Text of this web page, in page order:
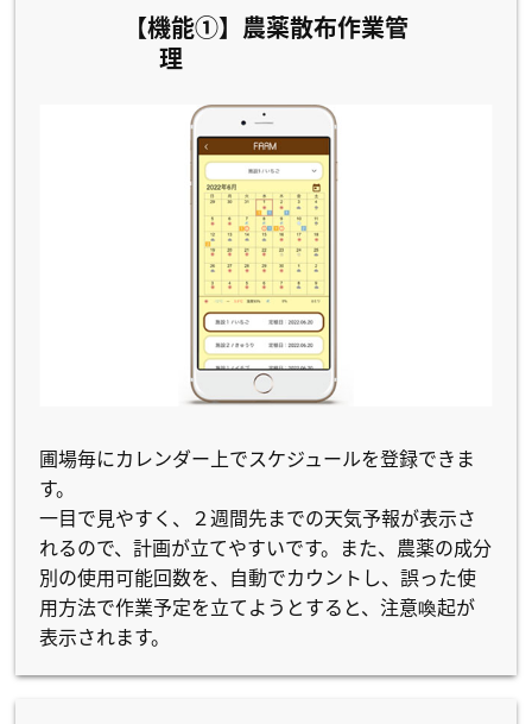
【機能①】農薬散布作業管
理
圃場毎にカレンダー上でスケジュールを登録できま
す。
一目で見やすく、２週間先までの天気予報が表示さ
れるので、計画が立てやすいです。また、農薬の成分
別の使用可能回数を、自動でカウントし、誤った使
用方法で作業予定を立てようとすると、注意喚起が
表示されます。